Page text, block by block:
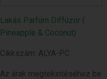
Lakás Parfüm Diffúzor (
Pineapple & Coconut)
Cikkszám: ALYA-PC
Az árak megtekintéséhez be